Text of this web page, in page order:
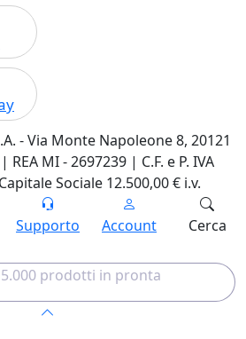
- Via Monte Napoleone 8, 20121
MI - 2697239 | C.F. e P. IVA
Sociale 12.500,00 € i.v.
Supporto Account Cerca
prodotti in pronta